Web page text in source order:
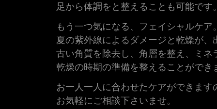
足から体調をと整えることも可能です
もう一つ気になる、フェイシャルケア
夏の紫外線によるダメージと乾燥が、
古い角質を除去し、角層を整え、ミ
乾燥の時期の準備を整えることができ
お一人一人に合わせたケアができます
お気軽にご相談下さいませ。